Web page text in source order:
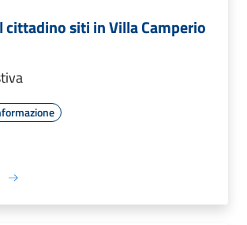
cittadino siti in Villa Camperio